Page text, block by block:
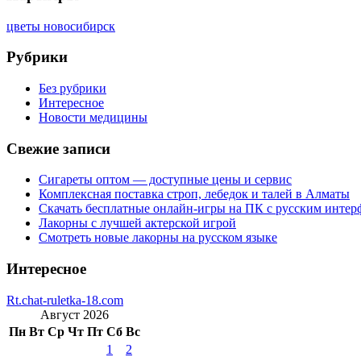
цветы новосибирск
Рубрики
Без рубрики
Интересное
Новости медицины
Свежие записи
Сигареты оптом — доступные цены и сервис
Комплексная поставка строп, лебедок и талей в Алматы
Скачать бесплатные онлайн-игры на ПК с русским
Лакорны с лучшей актерской игрой
Смотреть новые лакорны на русском языке
Интересное
Rt.chat-ruletka-18.com
Август 2026
Пн Вт Ср Чт Пт Сб Вс
1
2